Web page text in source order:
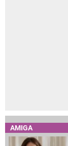
AMIGA